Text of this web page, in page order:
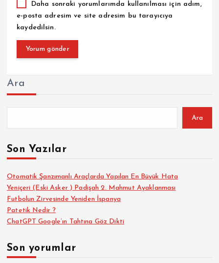
Daha sonraki yorumlarımda kullanılması için adım,
e-posta adresim ve site adresim bu tarayıcıya
kaydedilsin.
Ara
Ara
Son Yazılar
Otomatik Şanzımanlı Araçlarda Yapılan En Büyük Hata
Yeniçeri (Eski Asker ) Padişah 2. Mahmut Ayaklanması
Futbolun Zirvesinde Yeniden İspanya
Patetik Nedir ?
ChatGPT Google’ın Tahtına Göz Dikti
Son yorumlar